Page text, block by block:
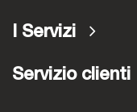
I Servizi
Servizio clienti